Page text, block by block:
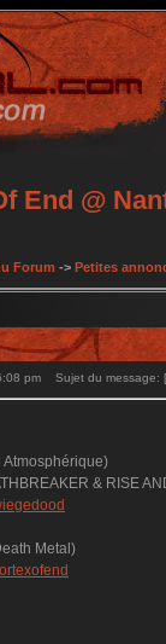
End @
Forum -> Petites
pm Sujet du message:
Atmosphérique)
& RISE
Metal)